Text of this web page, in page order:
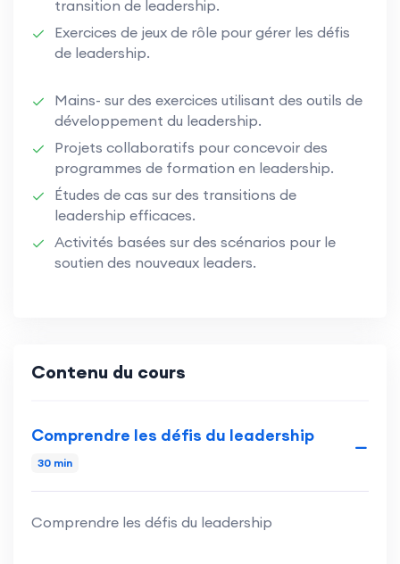
transition de leadership.
Exercices de jeux de rôle pour gérer les défis
de leadership.
Mains- sur des exercices utilisant des outils de
développement du leadership.
Projets collaboratifs pour concevoir des
programmes de formation en leadership.
Études de cas sur des transitions de
leadership efficaces.
Activités basées sur des scénarios pour le
soutien des nouveaux leaders.
Contenu du cours
Comprendre les défis du leadership
30 min
Comprendre les défis du leadership